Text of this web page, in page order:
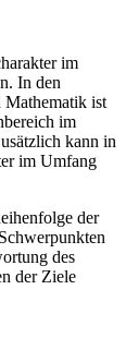
im
In den
Mathematik ist
im
kann in
im Umfang
der
des
der Ziele